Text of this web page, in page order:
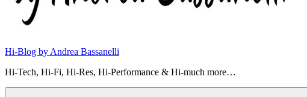
Hi-Blog by Andrea Bassanelli
Hi-Tech, Hi-Fi, Hi-Res, Hi-Performance & Hi-much more…